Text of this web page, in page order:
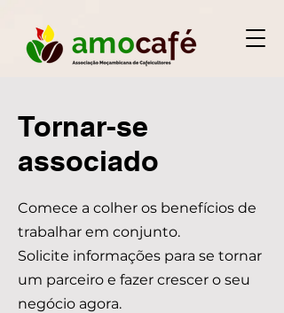
Tornar-se
associado
Comece a colher os benefícios de
trabalhar em conjunto.
Solicite informações para se tornar
um parceiro e fazer crescer o seu
negócio agora.